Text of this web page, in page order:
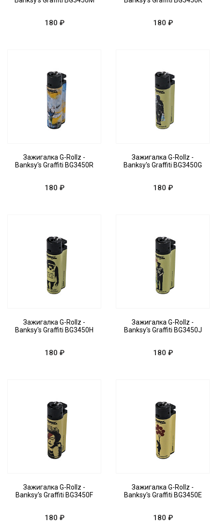
180 ₽ 180 ₽
Зажигалка G-Rollz -
Banksy's Graffiti BG3450R
180 ₽
Зажигалка G-Rollz -
Banksy's Graffiti BG3450G
180 ₽
Зажигалка G-Rollz -
Banksy's Graffiti BG3450H
180 ₽
Зажигалка G-Rollz -
Banksy's Graffiti BG3450J
180 ₽
Зажигалка G-Rollz -
Banksy's Graffiti BG3450F
180 ₽
Зажигалка G-Rollz -
Banksy's Graffiti BG3450E
180 ₽